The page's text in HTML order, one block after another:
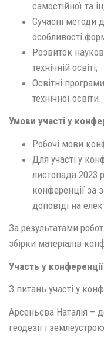
самостійної та
Сучасні методи
особливості
Розвиток
технічній освіті;
Освітні
технічної освіти.
Умови участі у
Робочі мови
Для участі у
листопада 2023
конференції за
доповіді на
За результатами
збірки матеріалів
Участь у
З питань участі у
Арсеньєва Наталія –
геодезії і землеустрою